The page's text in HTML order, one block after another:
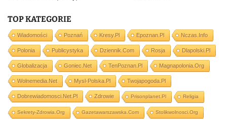
TOP KATEGORIE
Wiadomości Poznań Kresy.pl Epoznan.pl Nczas.info
Polonia Publicystyka Dziennik.com Rosja Dlapolski.pl
Globalizacja Goniec.net TenPoznan.pl Magnapolonia.org
Wolnemedia.net Mysl-Polska.pl Twojapogoda.pl
Dobrewiadomosci.net.pl Zdrowie Prisonplanet.pl Religia
Sekrety-Zdrowia.org Gazetawarszawska.com Stolikwolnosci.org